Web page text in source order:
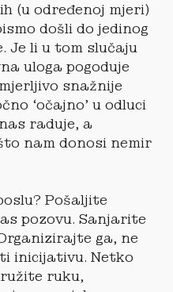
(u određenoj mjeri)
došli do jedinog
Je li u tom slučaju
uloga pogoduje
snažnije
‘očajno’ u odluci
raduje, a
nam donosi nemir
Pošaljite
pozovu. Sanjarite
ga, ne
inicijativu. Netko
ruku,